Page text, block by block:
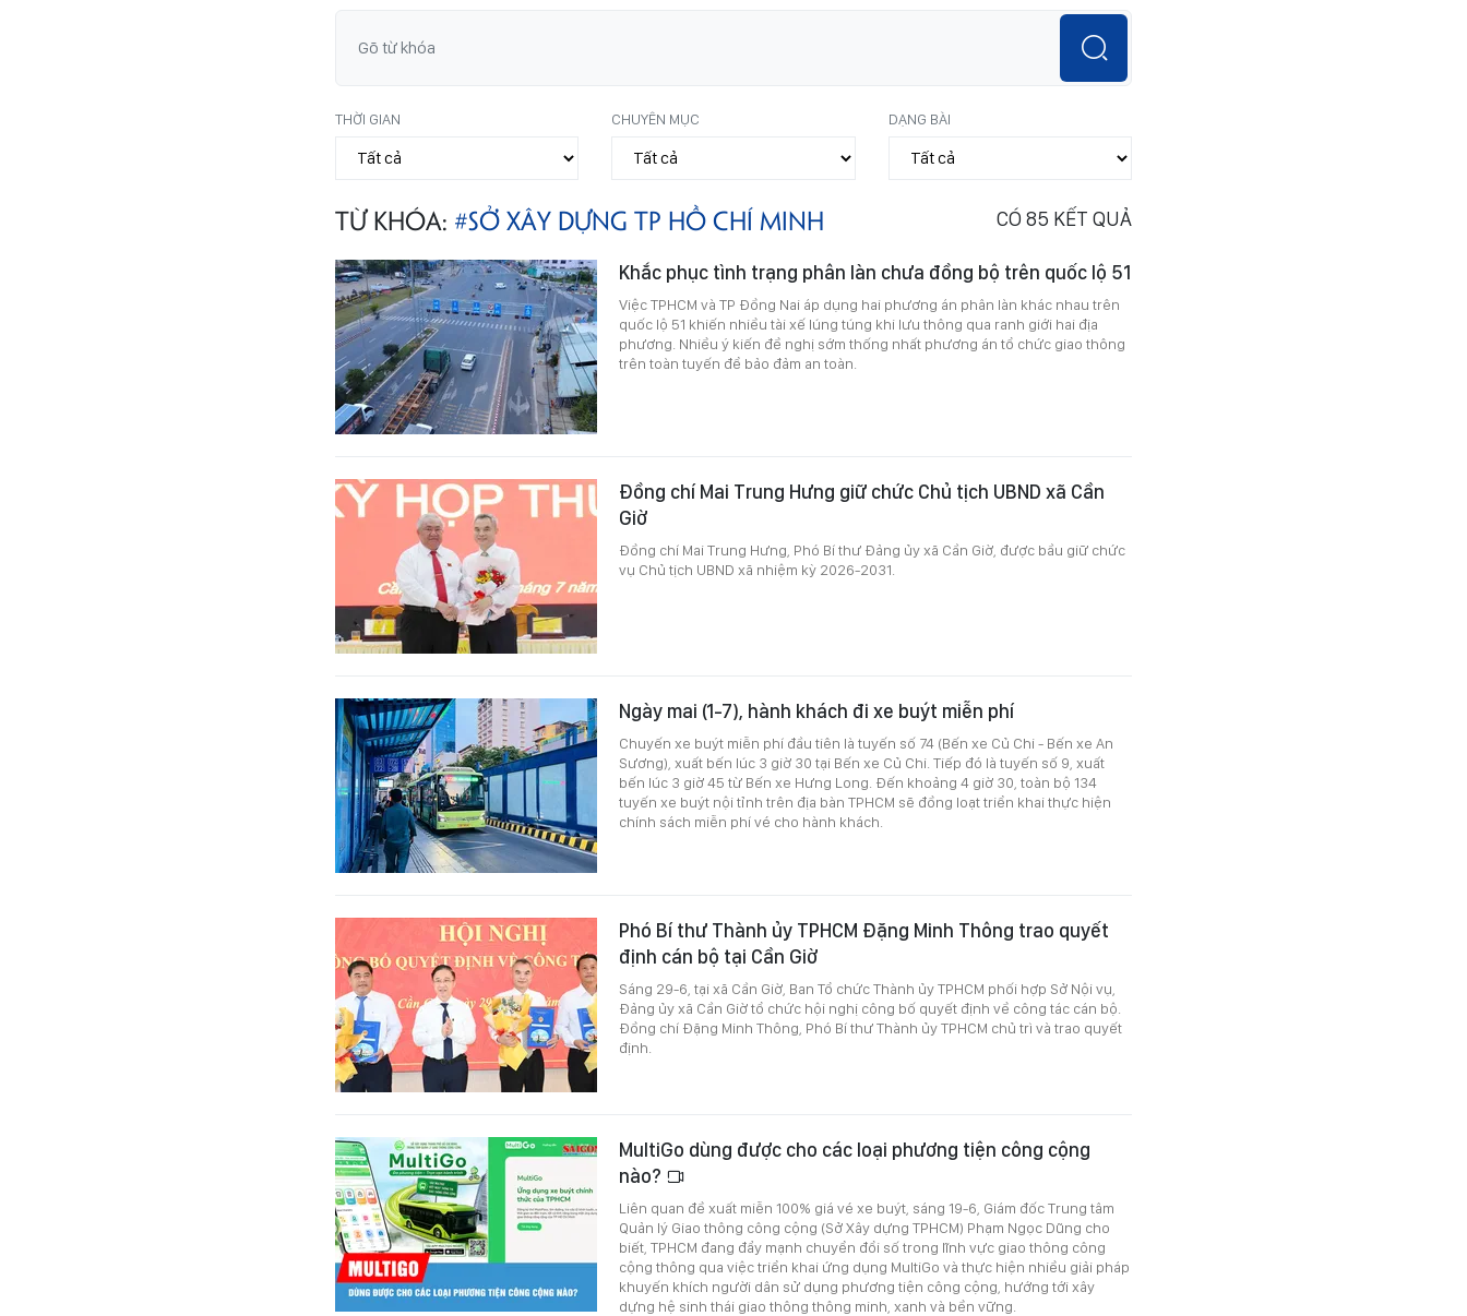
THỜI GIAN CHUYÊN MỤC DẠNG BÀI
TỪ KHÓA: #SỞ XÂY DỰNG TP HỒ CHÍ MINH CÓ 85 KẾT QUẢ
Khắc phục tình trạng phân làn chưa đồng bộ trên quốc lộ 51
Việc TPHCM và TP Đồng Nai áp dụng hai phương án phân làn khác nhau trên
quốc lộ 51 khiến nhiều tài xế lúng túng khi lưu thông qua ranh giới hai địa
phương. Nhiều ý kiến đề nghị sớm thống nhất phương án tổ chức giao thông
trên toàn tuyến để bảo đảm an toàn.
Đồng chí Mai Trung Hưng giữ chức Chủ tịch UBND xã Cần
Giờ
Đồng chí Mai Trung Hưng, Phó Bí thư Đảng ủy xã Cần Giờ, được bầu giữ chức
vụ Chủ tịch UBND xã nhiệm kỳ 2026-2031.
Ngày mai (1-7), hành khách đi xe buýt miễn phí
Chuyến xe buýt miễn phí đầu tiên là tuyến số 74 (Bến xe Củ Chi - Bến xe An
Sương), xuất bến lúc 3 giờ 30 tại Bến xe Củ Chi. Tiếp đó là tuyến số 9, xuất
bến lúc 3 giờ 45 từ Bến xe Hưng Long. Đến khoảng 4 giờ 30, toàn bộ 134
tuyến xe buýt nội tỉnh trên địa bàn TPHCM sẽ đồng loạt triển khai thực hiện
chính sách miễn phí vé cho hành khách.
Phó Bí thư Thành ủy TPHCM Đặng Minh Thông trao quyết
định cán bộ tại Cần Giờ
Sáng 29-6, tại xã Cần Giờ, Ban Tổ chức Thành ủy TPHCM phối hợp Sở Nội vụ,
Đảng ủy xã Cần Giờ tổ chức hội nghị công bố quyết định về công tác cán bộ.
Đồng chí Đặng Minh Thông, Phó Bí thư Thành ủy TPHCM chủ trì và trao quyết
định.
MultiGo dùng được cho các loại phương tiện công cộng
nào?
Liên quan đề xuất miễn 100% giá vé xe buýt, sáng 19-6, Giám đốc Trung tâm
Quản lý Giao thông công cộng (Sở Xây dựng TPHCM) Phạm Ngọc Dũng cho
biết, TPHCM đang đẩy mạnh chuyển đổi số trong lĩnh vực giao thông công
cộng thông qua việc triển khai ứng dụng MultiGo và thực hiện nhiều giải pháp
khuyến khích người dân sử dụng phương tiện công cộng, hướng tới xây
dựng hệ sinh thái giao thông thông minh, xanh và bền vững.